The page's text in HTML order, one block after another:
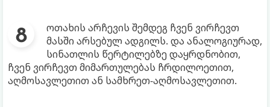
ოთახის არჩევის შემდეგ ჩვენ ვირჩევთ
მასში არსებულ ადგილს. და ანალოგიურად,
სინათლის წერტილებზე დაყრდნობით,
ჩვენ ვირჩევთ მიმართულებას ჩრდილოეთით,
აღმოსავლეთით ან სამხრეთ-აღმოსავლეთით.